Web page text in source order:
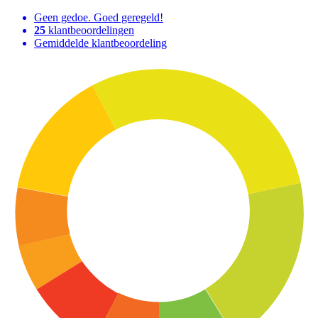
Geen gedoe. Goed geregeld!
25 klantbeoordelingen
Gemiddelde klantbeoordeling